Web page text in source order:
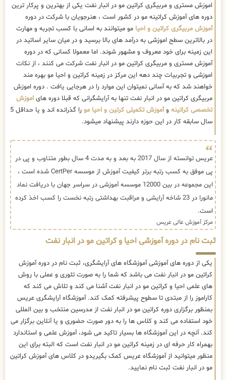
اموزش مستری و مربیگری کراتین مو در انبار نفت یکی از بهترین و پرکار ترین
دوره های آموزش کراتینه مو در کشور است ، هنرجویان با شرکت در دوره
آموزش مربیگری کراتین و احیا مو میتوانند به اسانی با کسب تجربه و مهارت
در بالاترین سطح اموزشی به درآمد های بالا برسید و در میان سایر اساتید در
این زمینه برای خود معروف و مشهور شوند. اما معمولا کسانی که در دوره
آموزش مستری و مربیگری کراتین مو در انبار نفت شرکت می کنند ، از نکات
اموزشی و تجربیات چند دهه این مرکز در زمینه کراتین و احیا مو بهره مند
خواهند شد که به آسانی نمیتوان این موارد را در هرجایی یافت . دوره اموزش
مربیگری کراتین مو در انبار نفت تنها به آرایشگرانی که قبلا دوره های اموزش
تخصصی کراتینه وآموزش تکمیلی کرتین و احیا مو
را گذرانده اند و یا حداقل 5
سال سابقه کار در این حوزه دارند پیشنهاد میشود.
عریس توانسته از سال 2017 به بعد و به مدت 4 سال بطور متناوب و پی در
پی موفق به کسب رتبه برتر کیفیت آموزش از موسسه CertPer شده است ،
این مجموعه در بین 12000 موسسه آموزشی در سراسر جهان با دریافت نماد
مانورا در 23 شاخه آرایشی و مراقبت بهداشتی رتبه نخست را کسب اخذ کرده
است.
مرکز آموزش عالی عریس
ثبت نام در دوره آموزشی احیا و کراتین مو در انبار نفت
یکی از دوره های آموزشی آموزشگاه های آرایشگری، ثبت نام در دوره آموزش
کراتین مو در انبار نفت می باشد که شما را به صورت تئوری و عملی با روش
های علمی احیا و کراتین مو در انبار نفت آشنا می کند و تلاش می کند که
کاراموز را از مبتدی تا سطوح پیشرفته کمک کند. آموزشگاه آرایشگری عریس
بمنظور برگزاری دوره کراتین مو در انبار نفت از مدرسین منتخب و بین المللی
خود استفاده می کند و کلاس ها را به دور صورت حضوری و یا آنلاین برگزار می
کند. آنچه در این آموزشگاه ها بسیار تاکید می شود، آموزش علمی و استاندارد
بهمراه کار حرفه ای در زمینه کراتین مو در انبار نفت است که البته برای این
منظور میتوانید از آموزشگاه عریس کمک بگیریدو در کلاس های آموزش کراتین
مو در انبار نفت ثبت نام نمایید.